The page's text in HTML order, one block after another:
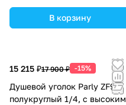
В корзину
15 215 ₽17 900 ₽ -15%
Душевой уголок Parly ZF90
полукруглый 1/4, с высоким